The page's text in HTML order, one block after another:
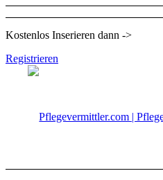
Kostenlos Inserieren dann ->
Registrieren